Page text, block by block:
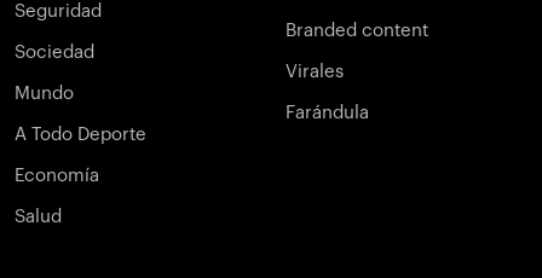
Seguridad
Sociedad
Mundo
A Todo Deporte
Economía
Salud
Branded content
Virales
Farándula